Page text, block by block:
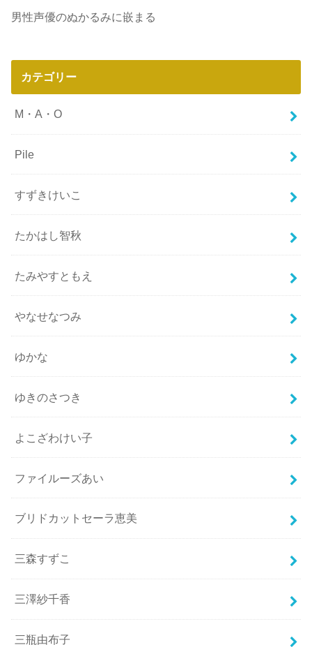
男性声優のぬかるみに嵌まる
カテゴリー
M・A・O
Pile
すずきけいこ
たかはし智秋
たみやすともえ
やなせなつみ
ゆかな
ゆきのさつき
よこざわけい子
ファイルーズあい
ブリドカットセーラ恵美
三森すずこ
三澤紗千香
三瓶由布子